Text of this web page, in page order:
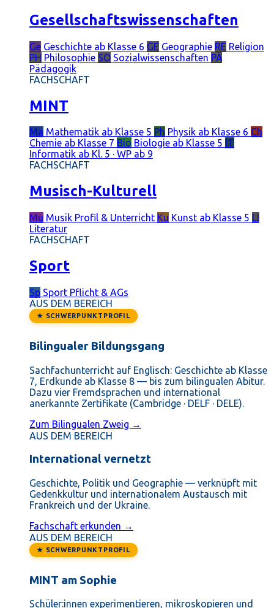
Gesellschaftswissenschaften
Ge Geschichte ab Klasse 6 GE Geographie RE Religion
PH Philosophie SO Sozialwissenschaften PÄ
Pädagogik
FACHSCHAFT
MINT
Ma Mathematik ab Klasse 5 Ph Physik ab Klasse 6 Ch
Chemie ab Klasse 7 Bio Biologie ab Klasse 5 IT
Informatik ab Kl. 5 · WP ab 9
FACHSCHAFT
Musisch-Kulturell
Mu Musik Profil & Unterricht Ku Kunst ab Klasse 5 LI
Literatur
FACHSCHAFT
Sport
Sp Sport Pflicht & AGs
AUS DEM BEREICH
★ SCHWERPUNKTPROFIL
Bilingualer Bildungsgang
Sachfachunterricht auf Englisch: Geschichte ab Klasse
7, Erdkunde ab Klasse 8 — bis zum bilingualen Abitur.
Dazu vier Fremdsprachen und international
anerkannte Zertifikate (Cambridge · DELF · DELE).
Zum Bilingualen Zweig →
AUS DEM BEREICH
International vernetzt
Geschichte, Politik und Geographie — verknüpft mit
Gedenkkultur und internationalem Austausch mit
Frankreich und der Ukraine.
Fachschaft erkunden →
AUS DEM BEREICH
★ SCHWERPUNKTPROFIL
MINT am Sophie
Schüler:innen experimentieren, mikroskopieren und